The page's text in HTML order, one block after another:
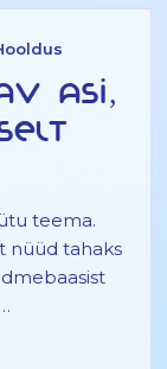
asi,
teema.
nüüd tahaks